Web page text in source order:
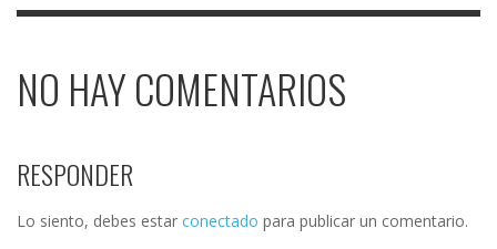
NO HAY COMENTARIOS
RESPONDER
Lo siento, debes estar conectado para publicar un comentario.